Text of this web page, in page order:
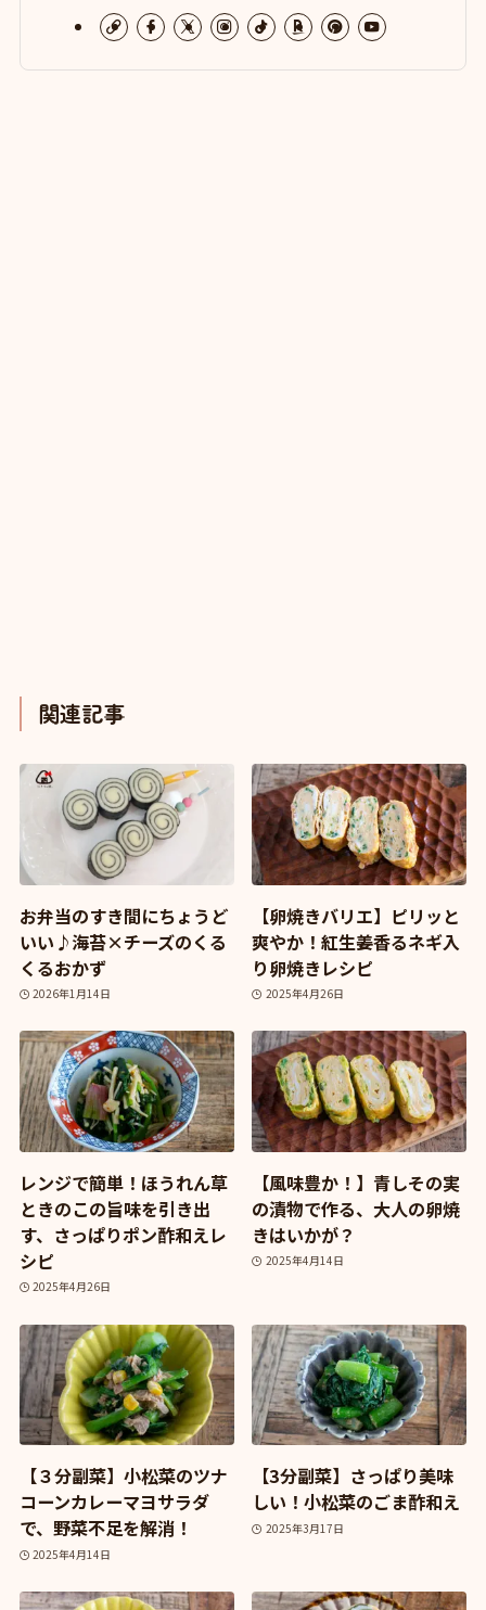
関連記事
お弁当のすき間にちょうど
いい♪海苔×チーズのくる
くるおかず
2026年1月14日
【卵焼きバリエ】ピリッと
爽やか！紅生姜香るネギ入
り卵焼きレシピ
2025年4月26日
レンジで簡単！ほうれん草
ときのこの旨味を引き出
す、さっぱりポン酢和えレ
シピ
2025年4月26日
【風味豊か！】青しその実
の漬物で作る、大人の卵焼
きはいかが？
2025年4月14日
【３分副菜】小松菜のツナ
コーンカレーマヨサラダ
で、野菜不足を解消！
2025年4月14日
【3分副菜】さっぱり美味
しい！小松菜のごま酢和え
2025年3月17日